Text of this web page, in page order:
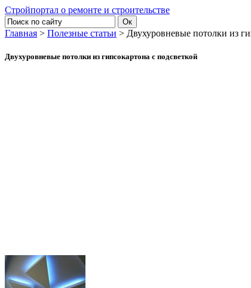
Стройпортал о ремонте и строительстве
Главная > Полезные статьи > Двухуровневые потолки из
Двухуровневые потолки из гипсокартона с подсветкой